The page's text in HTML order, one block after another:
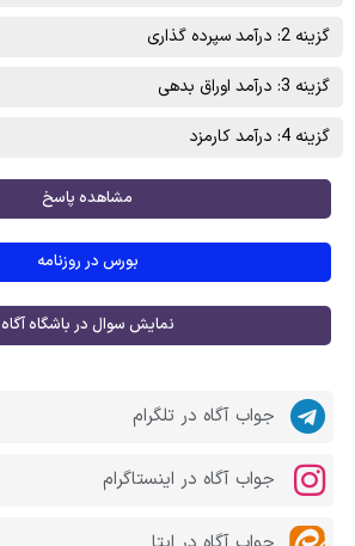
گزینه 2: درآمد سپرده گذاری
گزینه 3: درآمد اوراق بدهی
گزینه 4: درآمد کارمزد
مشاهده پاسخ
بورس در روزنامه
نمایش سوال در باشگاه آگاه
جواب آگاه در تلگرام
جواب آگاه در اینستاگرام